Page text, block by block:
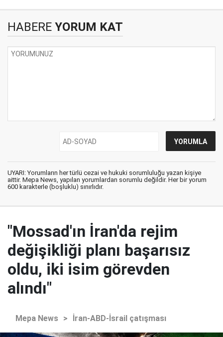
HABERE YORUM KAT
UYARI: Yorumların her türlü cezai ve hukuki sorumluluğu yazan kişiye
aittir. Mepa News, yapılan yorumlardan sorumlu değildir. Her bir yorum
600 karakterle (boşluklu) sınırlıdır.
"Mossad'ın İran'da rejim
değişikliği planı başarısız
oldu, iki isim görevden
alındı"
Mepa News > İran-ABD-İsrail çatışması